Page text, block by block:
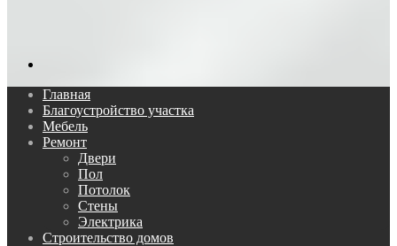
Главная
Благоустройство участка
Мебель
Ремонт
Двери
Пол
Потолок
Стены
Электрика
Строительство домов